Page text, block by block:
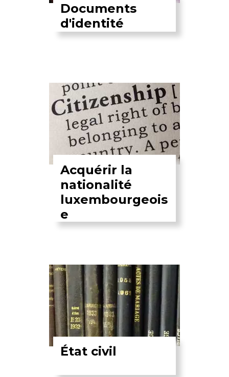
Documents
d'identité
Acquérir la
nationalité
luxembourgeois
e
État civil